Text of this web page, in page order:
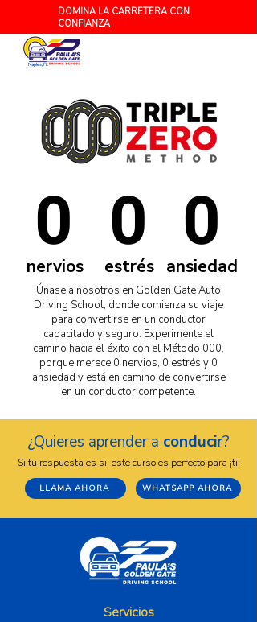
DOMINA LA CARRETERA CON
CONFIANZA
Naples, FL
0
nervios
0 estrés 0
ansiedad
Únase a nosotros en Golden Gate Auto
Driving School, donde comienza su viaje
para convertirse en un conductor
capacitado y seguro. Experimente el
camino hacia el éxito con el Método 000,
porque merece 0 nervios, 0 estrés y 0
ansiedad y está en camino de convertirse
en un conductor competente.
¿Quieres aprender a conducir?
Si tu respuesta es si, este curso es perfecto para ¡ti!
LLAMA AHORA WHATSAPP AHORA
Servicios